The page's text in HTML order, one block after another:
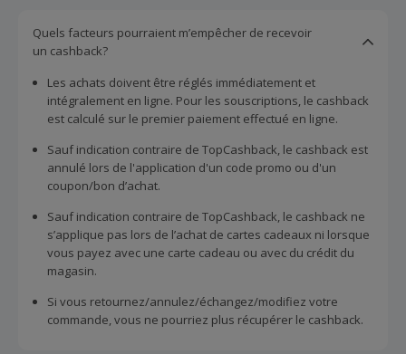
Quels facteurs pourraient m’empêcher de recevoir
un cashback?
Les achats doivent être réglés immédiatement et
intégralement en ligne. Pour les souscriptions, le cashback
est calculé sur le premier paiement effectué en ligne.
Sauf indication contraire de TopCashback, le cashback est
annulé lors de l'application d'un code promo ou d'un
coupon/bon d’achat.
Sauf indication contraire de TopCashback, le cashback ne
s’applique pas lors de l’achat de cartes cadeaux ni lorsque
vous payez avec une carte cadeau ou avec du crédit du
magasin.
Si vous retournez/annulez/échangez/modifiez votre
commande, vous ne pourriez plus récupérer le cashback.